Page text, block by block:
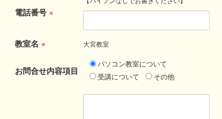
電話番号 ※
教室名 ※ 大宮教室
お問合せ内容項目
パソコン教室について
受講について
その他